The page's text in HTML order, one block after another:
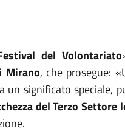
del Volontariato
Mirano, che prosegue: «
un significato speciale,
del Terzo Settore